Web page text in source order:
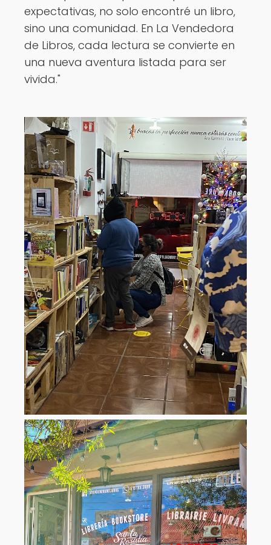
expectativas, no solo encontré un libro,
sino una comunidad. En La Vendedora
de Libros, cada lectura se convierte en
una nueva aventura listada para ser
vivida."